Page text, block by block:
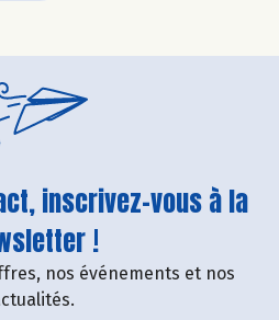
inscrivez-vous à la
!
nos événements et nos